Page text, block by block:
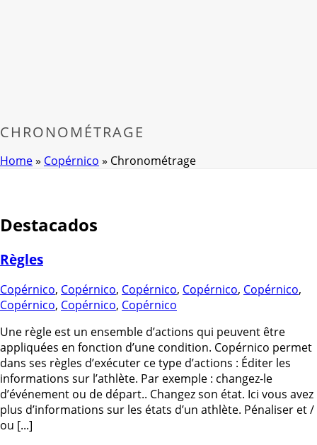
CHRONOMÉTRAGE
Home» Copérnico » Chronométrage
Destacados
Règles
Copérnico, Copérnico, Copérnico, Copérnico, Copérnico,
Copérnico, Copérnico, Copérnico
Une règle est un ensemble d’actions qui peuvent être
appliquées en fonction d’une condition. Copérnico permet
dans ses règles d’exécuter ce type d’actions : Éditer les
informations sur l’athlète. Par exemple : changez-le
d’événement ou de départ.. Changez son état. Ici vous avez
plus d’informations sur les états d’un athlète. Pénaliser et /
ou [...]